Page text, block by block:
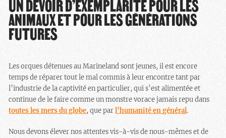
UN DEVOIR D’EXEMPLARITÉ POUR LES
ANIMAUX ET POUR LES GÉNÉRATIONS
FUTURES
Les orques détenues au Marineland sont jeunes, il est encore
temps de réparer tout le mal commis à leur encontre tant par
l’industrie de la captivité en particulier, qui s’est alimentée et
continue de le faire comme un monstre vorace jamais repu dans
toutes les mers du globe, que parl’humanité en général.
Nous devons élever nos attentes vis-à-vis de nous-mêmes et de